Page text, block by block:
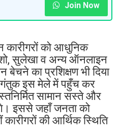
Join Now
कारीगरों को आधुनिक
सुलेखा व अन्य ऑनलाइन
बेचने का प्रशिक्षण भी दिया
इस मेले में पहुँच कर
सामान सस्ते और
इससे जहाँ जनता को
कारीगरों की आर्थिक स्थिति